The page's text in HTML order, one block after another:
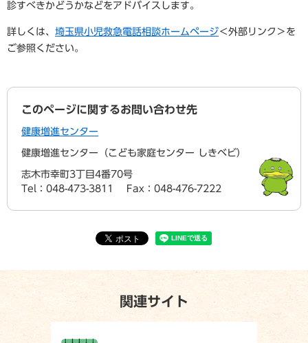
診すべきかどうかなどをアドバイスします。
詳しくは、 埼玉県小児救急電話相談ホームページ＜外部リンク＞ を
ご参照ください。
このページに関するお問い合わせ先
健康増進センター
健康増進センター（こども家庭センター しきベビ）
志木市幸町3丁目4番70号
Tel：048-473-3811
Fax：048-476-7222
関連サイト